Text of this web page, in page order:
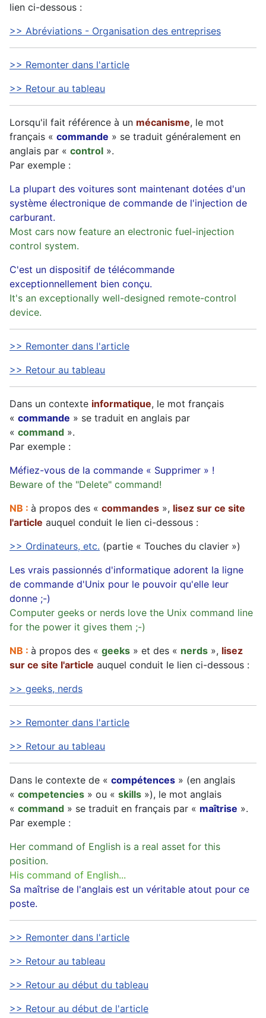
lien ci-dessous :
>> Abréviations - Organisation des entreprises
>> Remonter dans l'article
>> Retour au tableau
Lorsqu'il fait référence à un mécanisme, le mot
français « commande » se traduit généralement en
anglais par « control ».
Par exemple :
La plupart des voitures sont maintenant dotées d'un
système électronique de commande de l'injection de
carburant.
Most cars now feature an electronic fuel-injection
control system.
C'est un dispositif de télécommande
exceptionnellement bien conçu.
It's an exceptionally well-designed remote-control
device.
>> Remonter dans l'article
>> Retour au tableau
Dans un contexte informatique, le mot français
« commande » se traduit en anglais par
« command ».
Par exemple :
Méfiez-vous de la commande « Supprimer » !
Beware of the "Delete" command!
NB : à propos des « commandes », lisez sur ce site
l'article auquel conduit le lien ci-dessous :
>> Ordinateurs, etc. (partie « Touches du clavier »)
Les vrais passionnés d'informatique adorent la ligne
de commande d'Unix pour le pouvoir qu'elle leur
donne ;-)
Computer geeks or nerds love the Unix command line
for the power it gives them ;-)
NB : à propos des « geeks » et des « nerds », lisez
sur ce site l'article auquel conduit le lien ci-dessous :
>> geeks, nerds
>> Remonter dans l'article
>> Retour au tableau
Dans le contexte de « compétences » (en anglais
« competencies » ou « skills »), le mot anglais
« command » se traduit en français par « maîtrise ».
Par exemple :
Her command of English is a real asset for this
position.
His command of English...
Sa maîtrise de l'anglais est un véritable atout pour ce
poste.
>> Remonter dans l'article
>> Retour au tableau
>> Retour au début du tableau
>> Retour au début de l'article